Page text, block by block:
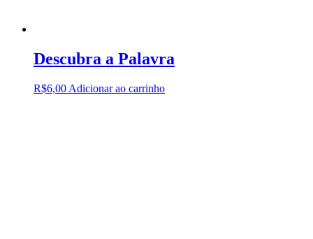
Descubra a Palavra
R$6,00 Adicionar ao carrinho